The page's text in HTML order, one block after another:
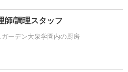
師/調理スタッフ
ーデン大泉学園内の厨房